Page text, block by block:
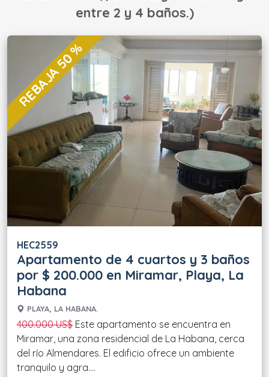
entre 2 y 4 baños.)
REBAJA 50 %
HEC2559
Apartamento de 4 cuartos y 3 baños
por $ 200.000 en Miramar, Playa, La
Habana
PLAYA, LA HABANA.
400.000 US$ Este apartamento se encuentra en
Miramar, una zona residencial de La Habana, cerca
del río Almendares. El edificio ofrece un ambiente
tranquilo y agra....